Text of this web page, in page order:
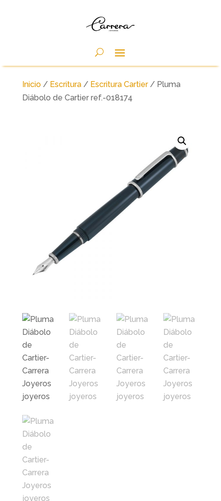
Inicio/ Escritura/ Escritura Cartier/ Pluma
Diábolo de Cartier ref.-018174